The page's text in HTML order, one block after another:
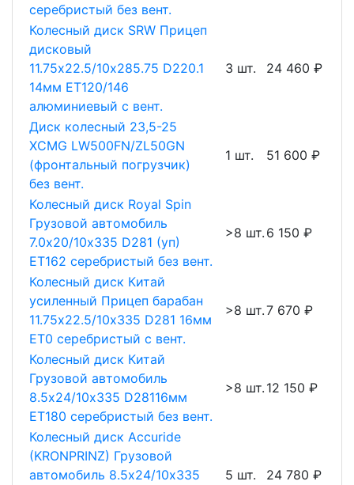
серебристый без вент.
Колесный диск SRW Прицеп
дисковый
11.75х22.5/10х285.75 D220.1
14мм ET120/146
алюминиевый с вент.
3 шт. 24 460 ₽
Диск колесный 23,5-25
XCMG LW500FN/ZL50GN
(фронтальный погрузчик)
без вент.
1 шт. 51 600 ₽
Колесный диск Royal Spin
Грузовой автомобиль
7.0х20/10х335 D281 (уп)
ET162 серебристый без вент.
>8 шт. 6 150 ₽
Колесный диск Китай
усиленный Прицеп барабан
11.75х22.5/10х335 D281 16мм
ET0 серебристый с вент.
>8 шт.7 670 ₽
Колесный диск Китай
Грузовой автомобиль
8.5х24/10х335 D28116мм
ET180 серебристый без вент.
>8 шт. 12 150 ₽
Колесный диск Accuride
(KRONPRINZ) Грузовой
автомобиль 8.5х24/10х335
5 шт. 24 780 ₽